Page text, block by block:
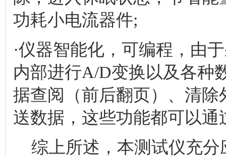
功耗小电流器件;
·仪器智能化，可编程，由
内部进行A/D变换以及各种
据查阅（前后翻页）、清
送数据，这些功能都可以
综上所述，本测试仪充分